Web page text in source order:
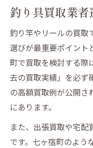
釣り具買取業
釣り竿やリールの買取
選びが最重要ポイント
町で買取を検討する際
去の買取実績」を必ず
の高額買取例が公開さ
にあります。
また、出張買取や宅
です。七ヶ宿町のよう